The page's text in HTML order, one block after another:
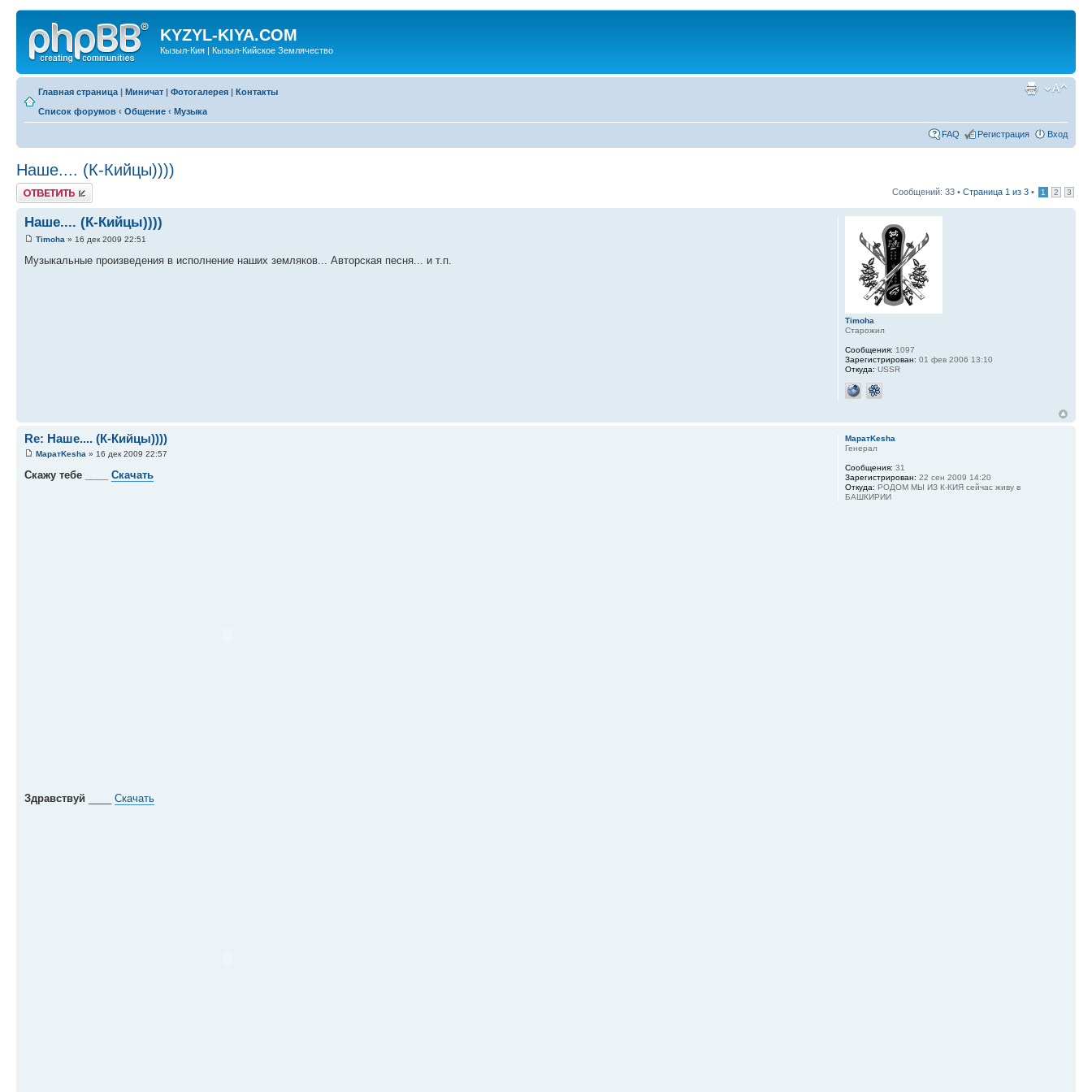
KYZYL-KIYA.COM
Кызыл-Кия | Кызыл-Кийское Землячество
Главная страница | Миничат | Фотогалерея | Контакты
Список форумов ‹ Общение ‹ Музыка
FAQ Регистрация Вход
Наше.... (К-Кийцы))))
Ответить Сообщений: 33 • Страница 1 из 3 • 1 2 3
Наше.... (К-Кийцы))))
Timoha » 16 дек 2009 22:51
Музыкальные произведения в исполнение наших земляков... Авторская песня... и т.п.
Timoha
Старожил
Сообщения: 1097
Зарегистрирован: 01 фев 2006 13:10
Откуда: USSR
Re: Наше.... (К-Кийцы))))
МаратKesha » 16 дек 2009 22:57
Скажу тебе ____ Скачать
Здравствуй Скачать
МаратKesha
Генерал
Сообщения: 31
Зарегистрирован: 22 сен 2009 14:20
Откуда: РОДОМ МЫ ИЗ К-КИЯ сейчас живу в
БАШКИРИИ